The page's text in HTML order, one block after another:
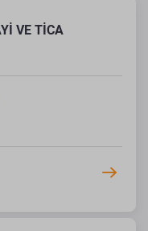
VE TİCA